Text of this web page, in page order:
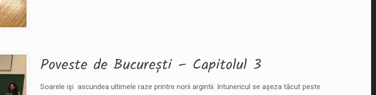
Poveste de București – Capitolul 3
Soarele işi ascundea ultimele raze printre norii argintii. Intunericul se aşeza tăcut peste